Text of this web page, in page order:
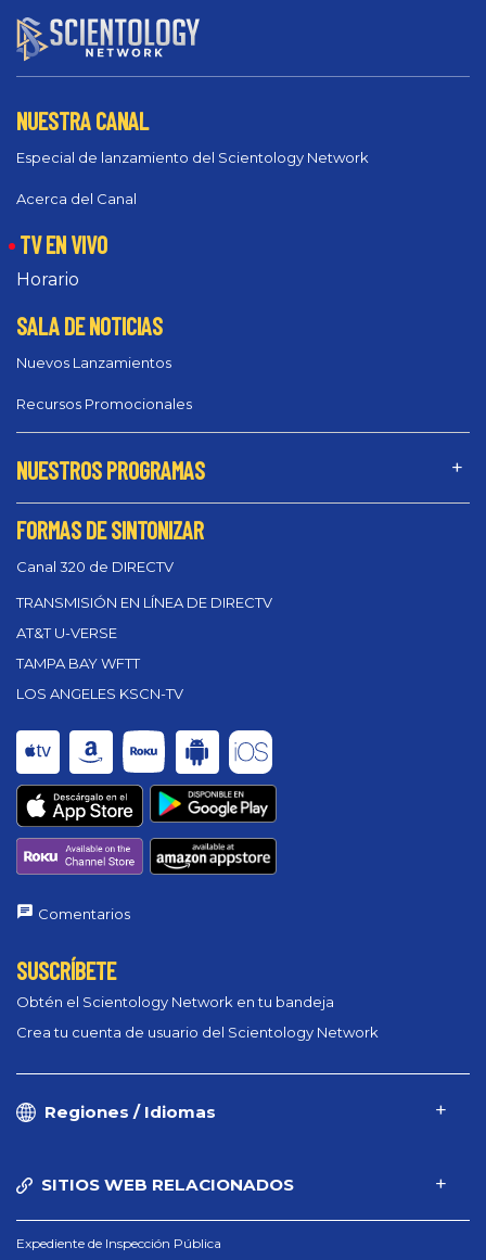
NUESTRA CANAL
Especial de lanzamiento del Scientology Network
Acerca del Canal
TV EN VIVO
Horario
SALA DE NOTICIAS
Nuevos Lanzamientos
Recursos Promocionales
NUESTROS PROGRAMAS
FORMAS DE SINTONIZAR
Canal 320 de DIRECTV
TRANSMISIÓN EN LÍNEA DE DIRECTV
AT&T U-VERSE
TAMPA BAY WFTT
LOS ANGELES KSCN-TV
Comentarios
SUSCRÍBETE
Obtén el Scientology Network en tu bandeja
Crea tu cuenta de usuario del Scientology Network
Regiones / Idiomas
SITIOS WEB RELACIONADOS
Expediente de Inspección Pública